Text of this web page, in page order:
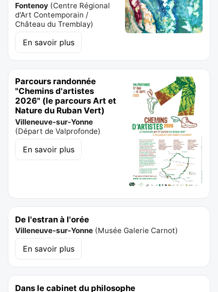
Fontenoy (Centre Régional
d'Art Contemporain /
Château du Tremblay)
En savoir plus
Parcours randonnée
"Chemins d'artistes
2026" (le parcours Art et
Nature du Ruban Vert)
Villeneuve-sur-Yonne
(Départ de Valprofonde)
En savoir plus
De l'estran à l'orée
Villeneuve-sur-Yonne (Musée Galerie Carnot)
En savoir plus
Dans le cabinet du philosophe